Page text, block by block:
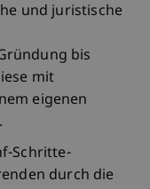
und juristische
bis
mit
eigenen
Schritte-
durch die